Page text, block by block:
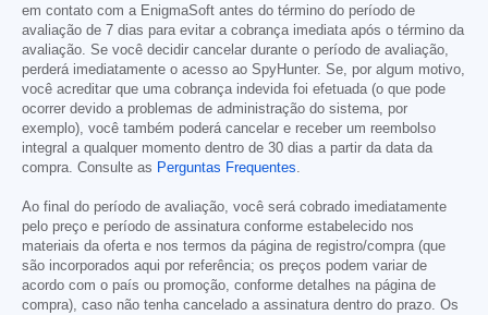
em contato com a EnigmaSoft antes do término do período de
avaliação de 7 dias para evitar a cobrança imediata após o término da
avaliação. Se você decidir cancelar durante o período de avaliação,
perderá imediatamente o acesso ao SpyHunter. Se, por algum motivo,
você acreditar que uma cobrança indevida foi efetuada (o que pode
ocorrer devido a problemas de administração do sistema, por
exemplo), você também poderá cancelar e receber um reembolso
integral a qualquer momento dentro de 30 dias a partir da data da
compra. Consulte as Perguntas Frequentes
Ao final do período de avaliação, você será cobrado imediatamente
pelo preço e período de assinatura conforme estabelecido nos
materiais da oferta e nos termos da página de registro/compra (que
são incorporados aqui por referência; os preços podem variar de
acordo com o país ou promoção, conforme detalhes na página de
compra), caso não tenha cancelado a assinatura dentro do prazo. Os